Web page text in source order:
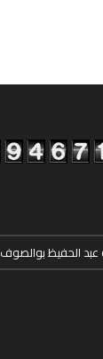
الحفيظ بوالصوف